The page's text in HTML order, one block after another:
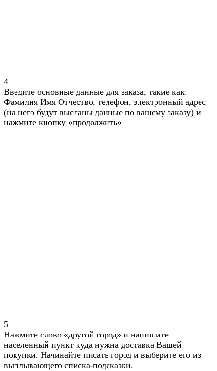
4
Введите основные данные для заказа, такие как:
Фамилия Имя Отчество, телефон, электронный адрес
(на него будут высланы данные по вашему заказу) и
нажмите кнопку «продолжить»
5
Нажмите слово «другой город» и напишите
населенный пункт куда нужна доставка Вашей
покупки. Начинайте писать город и выберите его из
выплывающего списка-подсказки.